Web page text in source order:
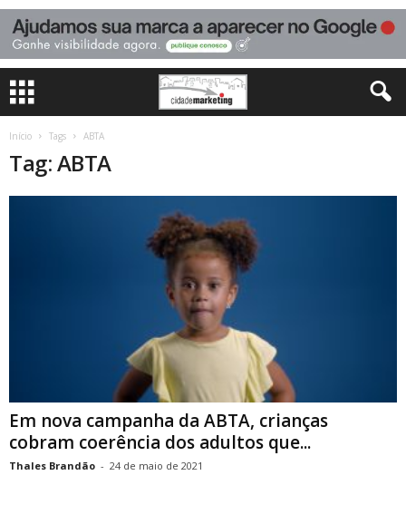
Início Tags ABTA
Tag: ABTA
Em nova campanha da ABTA, crianças
cobram coerência dos adultos que...
Thales Brandão - 24 de maio de 2021